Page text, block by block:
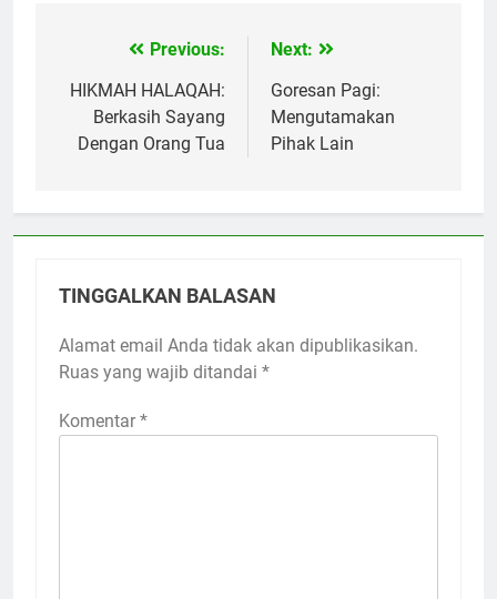
Navigasi
pos
Previous:
HIKMAH HALAQAH:
Berkasih Sayang
Dengan Orang Tua
Next:
Goresan Pagi:
Mengutamakan
Pihak Lain
TINGGALKAN BALASAN
Alamat email Anda tidak akan dipublikasikan.
Ruas yang wajib ditandai *
Komentar *